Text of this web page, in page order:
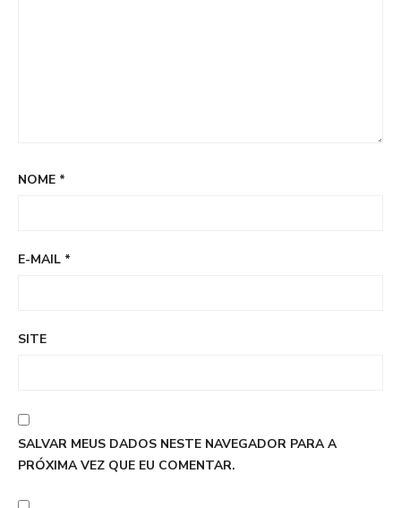
NOME *
E-MAIL *
SITE
SALVAR MEUS DADOS NESTE NAVEGADOR PARA A
PRÓXIMA VEZ QUE EU COMENTAR.